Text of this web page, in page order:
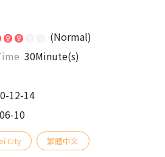
(Normal)
30Minute(s)
12-14
10
City 繁體中文